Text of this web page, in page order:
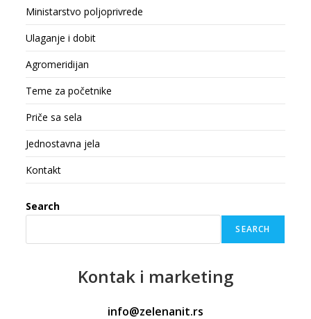
Ministarstvo poljoprivrede
Ulaganje i dobit
Agromeridijan
Teme za početnike
Priče sa sela
Jednostavna jela
Kontakt
Search
SEARCH
Kontak i marketing
info@zelenanit.rs